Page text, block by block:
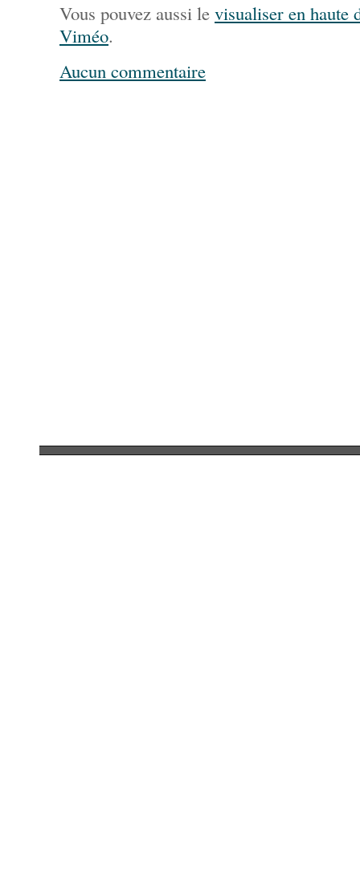
Vous pouvez aussi le visualiser en haute
Viméo.
Aucun commentaire